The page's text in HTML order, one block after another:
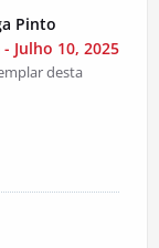
Pinto
Julho 10, 2025
desta